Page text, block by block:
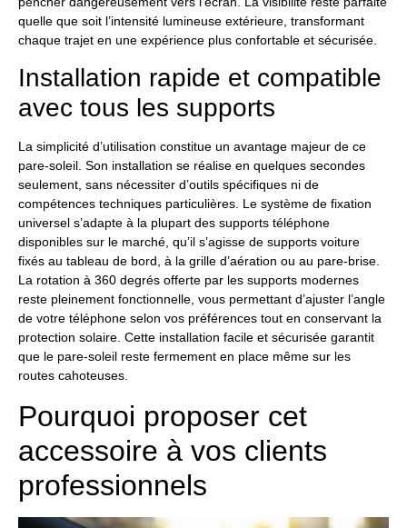
quelle que soit l’intensité lumineuse extérieure, transformant
chaque trajet en une expérience plus confortable et sécurisée.
Installation rapide et compatible
avec tous les supports
La simplicité d’utilisation constitue un avantage majeur de ce
pare-soleil. Son installation se réalise en quelques secondes
seulement, sans nécessiter d’outils spécifiques ni de
compétences techniques particulières. Le système de fixation
universel s’adapte à la plupart des supports téléphone
disponibles sur le marché, qu’il s’agisse de supports voiture
fixés au tableau de bord, à la grille d’aération ou au pare-brise.
La rotation à 360 degrés offerte par les supports modernes
reste pleinement fonctionnelle, vous permettant d’ajuster l’angle
de votre téléphone selon vos préférences tout en conservant la
protection solaire. Cette installation facile et sécurisée garantit
que le pare-soleil reste fermement en place même sur les
routes cahoteuses.
Pourquoi proposer cet
accessoire à vos clients
professionnels